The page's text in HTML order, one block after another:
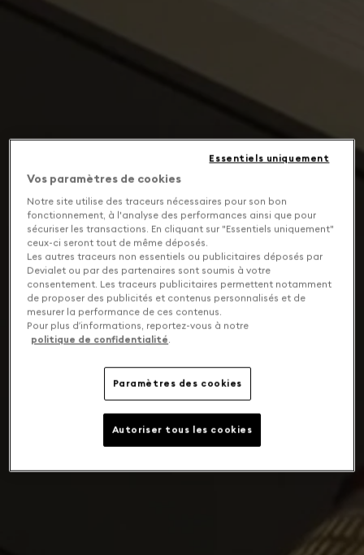
Vos paramètres de cookies
Notre site utilise des traceurs nécessaires pour son bon
fonctionnement, à l'analyse des performances ainsi que pour
sécuriser les transactions. En cliquant sur "Essentiels uniquement"
ceux-ci seront tout de même déposés.
Les autres traceurs non essentiels ou publicitaires déposés par
Devialet ou par des partenaires sont soumis à votre
consentement. Les traceurs publicitaires permettent notamment
de proposer des publicités et contenus personnalisés et de
mesurer la performance de ces contenus.
Pour plus d’informations, reportez-vous à notre
politique de confidentialité.
Paramètres des cookies
Essentiels uniquement
Autoriser tous les cookies